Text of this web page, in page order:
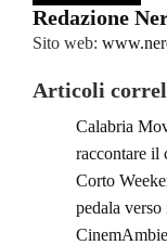
Redazione
Sito web:
Articoli
Calabria
raccontare il
Corto
pedala